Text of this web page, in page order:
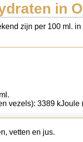
in
zijn per 100 ml.
vezels): 3389 kJoule
vetten en jus.